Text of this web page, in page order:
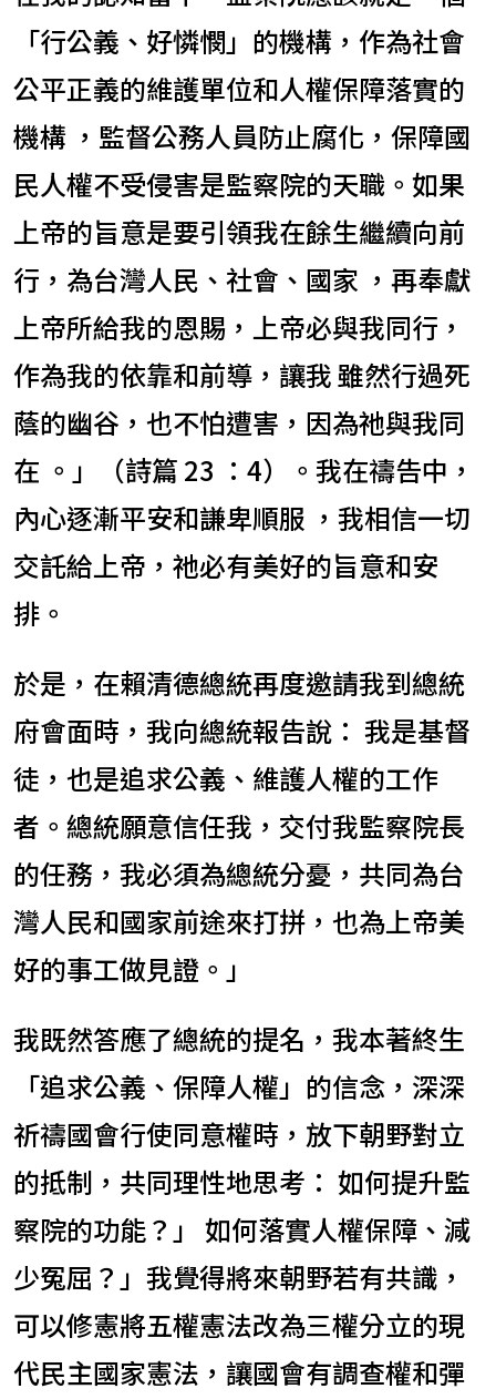
「行公義、好憐憫」的機構，作為社會
公平正義的維護單位和人權保障落實的
機構 ，監督公務人員防止腐化，保障國
民人權不受侵害是監察院的天職。如果
上帝的旨意是要引領我在餘生繼續向前
行，為台灣人民、社會、國家 ，再奉獻
上帝所給我的恩賜，上帝必與我同行，
作為我的依靠和前導，讓我 雖然行過死
蔭的幽谷，也不怕遭害，因為祂與我同
在 。」（詩篇 23 ：4）。我在禱告中，
內心逐漸平安和謙卑順服 ，我相信一切
交託給上帝，祂必有美好的旨意和安
排。
於是，在賴清德總統再度邀請我到總統
府會面時，我向總統報告說： 我是基督
徒，也是追求公義、維護人權的工作
者。總統願意信任我，交付我監察院長
的任務，我必須為總統分憂，共同為台
灣人民和國家前途來打拼，也為上帝美
好的事工做見證。」
我既然答應了總統的提名，我本著終生
「追求公義、保障人權」的信念，深深
祈禱國會行使同意權時，放下朝野對立
的抵制，共同理性地思考： 如何提升監
察院的功能？」 如何落實人權保障、減
少冤屈？」我覺得將來朝野若有共識，
可以修憲將五權憲法改為三權分立的現
代民主國家憲法，讓國會有調查權和彈